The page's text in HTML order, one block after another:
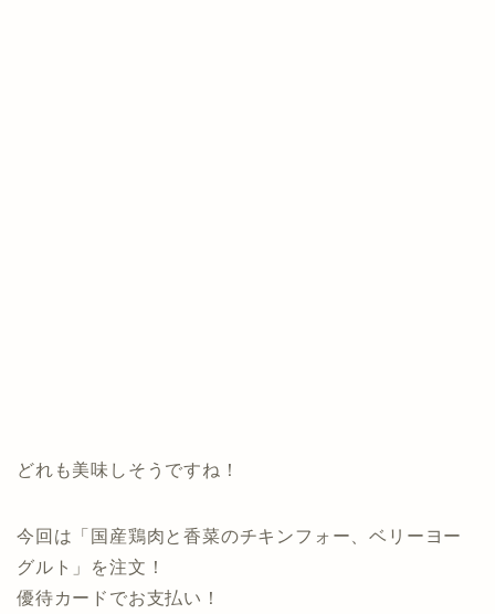
どれも美味しそうですね！
今回は「国産鶏肉と香菜のチキンフォー、ベリーヨー
グルト」を注文！
優待カードでお支払い！